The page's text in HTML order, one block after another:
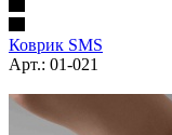
Коврик SMS
Арт.: 01-021